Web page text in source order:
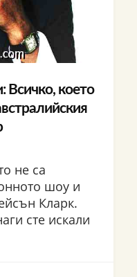
което
не са
шоу и
Кларк.
сте искали